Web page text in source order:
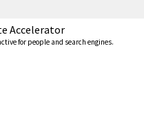
Accelerator
for people and search engines.